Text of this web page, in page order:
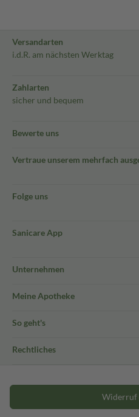
Versandarten
i.d.R. am nächsten Werktag
Zahlarten
sicher und bequem
Bewerte uns
Vertraue unserem mehrfach
Folge uns
Sanicare App
Unternehmen
Meine Apotheke
So geht's
Rechtliches
Widerruf